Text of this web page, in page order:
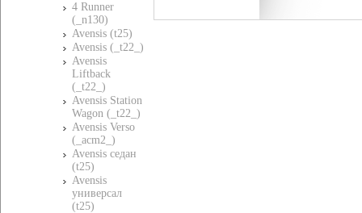
4 Runner
(_n130)
Avensis (t25)
Avensis (_t22_)
Avensis
Liftback
(_t22_)
Avensis Station
Wagon (_t22_)
Avensis Verso
(_acm2_)
Avensis седан
(t25)
Avensis
универсал
(t25)